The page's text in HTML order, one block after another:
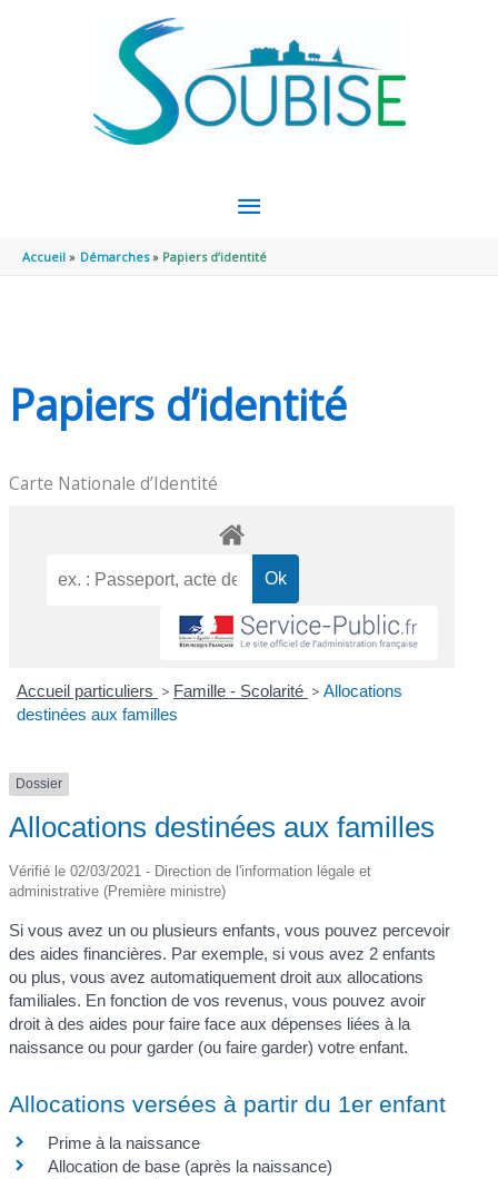
MENU
PRINCIPAL
Accueil Démarches Papiers d’identité
Papiers d’identité
Carte Nationale d’Identité
Accueil particuliers > Famille - Scolarité > Allocations
destinées aux familles
Dossier
Allocations destinées aux familles
Vérifié le 02/03/2021 - Direction de l'information légale et
administrative (Première ministre)
Si vous avez un ou plusieurs enfants, vous pouvez percevoir
des aides financières. Par exemple, si vous avez 2 enfants
ou plus, vous avez automatiquement droit aux allocations
familiales. En fonction de vos revenus, vous pouvez avoir
droit à des aides pour faire face aux dépenses liées à la
naissance ou pour garder (ou faire garder) votre enfant.
Allocations versées à partir du 1er enfant
Prime à la naissance
Allocation de base (après la naissance)